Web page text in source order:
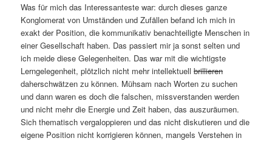
Was für mich das Interessanteste war: durch dieses ganze
Konglomerat von Umständen und Zufällen befand ich mich in
exakt der Position, die kommunikativ benachteiligte Menschen in
einer Gesellschaft haben. Das passiert mir ja sonst selten und
ich meide diese Gelegenheiten. Das war mit die wichtigste
Lerngelegenheit, plötzlich nicht mehr intellektuellbrillieren
daherschwätzen zu können. Mühsam nach Worten zu suchen
und dann waren es doch die falschen, missverstanden werden
und nicht mehr die Energie und Zeit haben, das auszuräumen.
Sich thematisch vergaloppieren und das nicht diskutieren und die
eigene Position nicht korrigieren können, mangels Verstehen in